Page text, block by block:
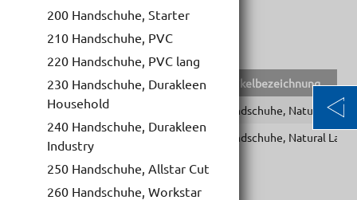
200 Handschuhe, Starter
210 Handschuhe, PVC
220 Handschuhe, PVC lang
230 Handschuhe, Durakleen
Household
240 Handschuhe, Durakleen
Industry
250 Handschuhe, Allstar Cut
260 Handschuhe, Workstar
EAN-Code Lief.Art.Nr.
Artikelbezeichnung
9002588425801
Handschuhe, Natural Latex
9002588425825
42582 Handschuhe, Natural Latex